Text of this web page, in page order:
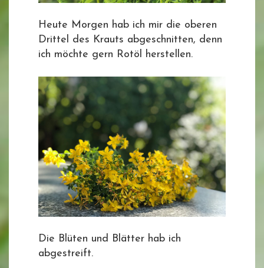
Heute Morgen hab ich mir die oberen
Drittel des Krauts abgeschnitten, denn
ich möchte gern Rotöl herstellen.
Die Blüten und Blätter hab ich
abgestreift.